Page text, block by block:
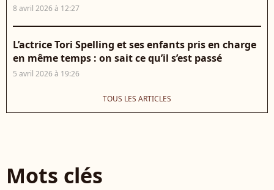
8 avril 2026 à 12:27
L’actrice Tori Spelling et ses enfants pris en charge
en même temps : on sait ce qu’il s’est passé
5 avril 2026 à 19:26
TOUS LES ARTICLES
Mots clés